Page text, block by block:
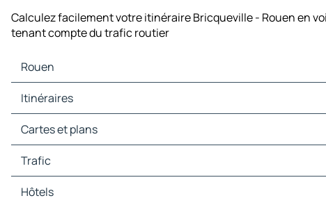
Calculez facilement votre itinéraire Bricqueville - Rouen en
tenant compte du trafic routier
Rouen
Rouen Cartes et plans
Rouen Trafic
Rouen Hôtels
Rouen Restaurants
Rouen Stations-service
Itinéraires
Itinéraires Rouen - Paris
Itinéraires Rouen - Orléans
Itinéraires Rouen - Lille
Itinéraires Rouen - Évreux
Itinéraires Rouen - Beauvais
Itinéraires Rouen - Pontoise
Cartes et plans
Cartes et plans Paris
Cartes et plans Orléans
Cartes et plans Lille
Cartes et plans Évreux
Trafic
Trafic Paris
Trafic Orléans
Hôtels